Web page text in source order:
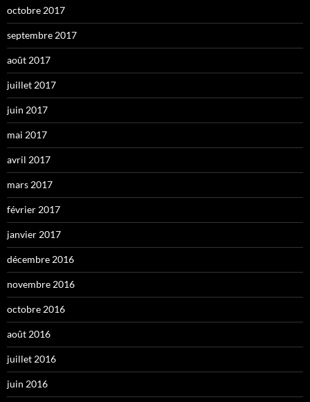
octobre 2017
septembre 2017
août 2017
juillet 2017
juin 2017
mai 2017
avril 2017
mars 2017
février 2017
janvier 2017
décembre 2016
novembre 2016
octobre 2016
août 2016
juillet 2016
juin 2016